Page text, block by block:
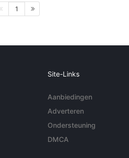
1
Site-Links
Aanbiedingen
Adverteren
Ondersteuning
DMCA